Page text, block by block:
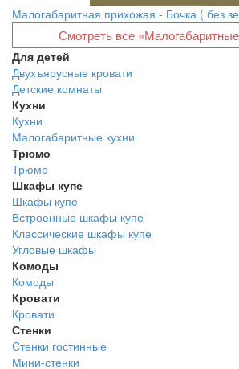
Малогабаритная прихожая - Бочка ( без
Смотреть все
Для детей
Двухъярусные кровати
Детские комнаты
Кухни
Кухни
Малогабаритные кухни
Трюмо
Трюмо
Шкафы купе
Шкафы купе
Встроенные шкафы купе
Классические шкафы купе
Угловые шкафы
Комоды
Комоды
Кровати
Кровати
Стенки
Стенки гостинные
Мини-стенки